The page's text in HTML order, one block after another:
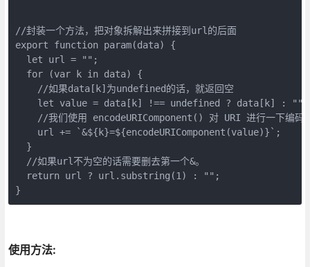
//封装一个方法，把对象拆解出来拼接到url的后面
export function param(data) {
  let url = "";
  for (var k in data) {
    //如果data[k]为undefined的话，就返回空
    let value = data[k] !== undefined ? data[k] : "";
    //我们使用 encodeURIComponent() 对 URI 进行一下编码
    url += `&${k}=${encodeURIComponent(value)}`;
  }
  //如果url不为空的话需要删去第一个&。
  return url ? url.substring(1) : "";
}
使用方法: